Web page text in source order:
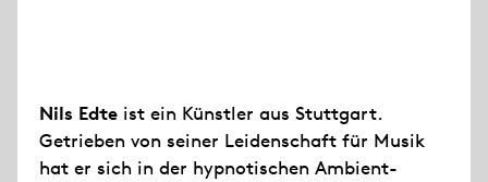
Nils Edte ist ein Künstler aus Stuttgart.
Getrieben von seiner Leidenschaft für Musik
hat er sich in der hypnotischen Ambient-